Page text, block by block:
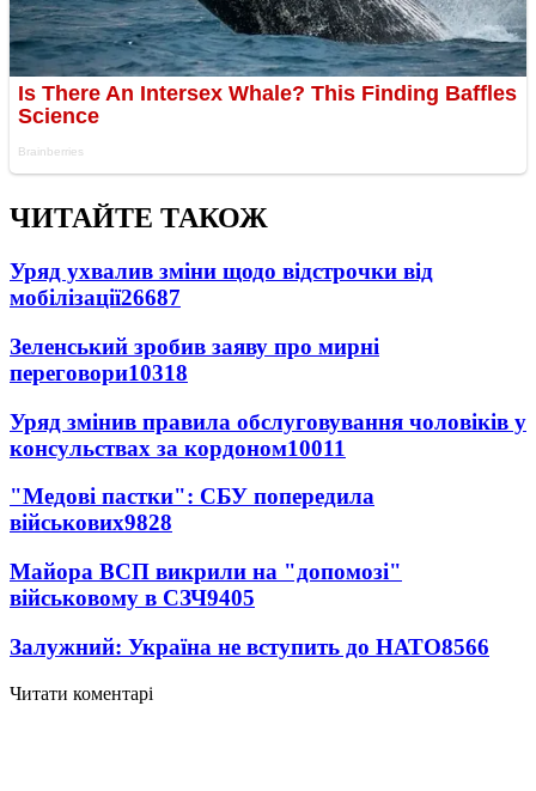
ЧИТАЙТЕ ТАКОЖ
Уряд ухвалив зміни щодо відстрочки від
мобілізації26687
Зеленський зробив заяву про мирні
переговори10318
Уряд змінив правила обслуговування чоловіків у
консульствах за кордоном10011
"Медові пастки": СБУ попередила
військових9828
Майора ВСП викрили на "допомозі"
військовому в СЗЧ9405
Залужний: Україна не вступить до НАТО8566
Читати коментарі